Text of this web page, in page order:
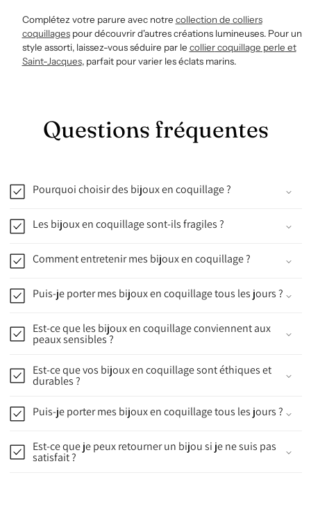
Complétez votre parure avec notre collection de colliers
coquillagespour découvrir d'autres créations lumineuses. Pour un
style assorti, laissez-vous séduire par le colliercoquillage perle et
Saint-Jacques, parfait pour varier les éclats marins.
Questions fréquentes
Pourquoi choisir des bijoux en coquillage ?
Les bijoux en coquillage sont-ils fragiles ?
Comment entretenir mes bijoux en coquillage ?
Puis-je porter mes bijoux en coquillage tous les jours ?
Est-ce que les bijoux en coquillage conviennent aux
peaux sensibles ?
Est-ce que vos bijoux en coquillage sont éthiques et
durables ?
Puis-je porter mes bijoux en coquillage tous les jours ?
Est-ce que je peux retourner un bijou si je ne suis pas
satisfait ?